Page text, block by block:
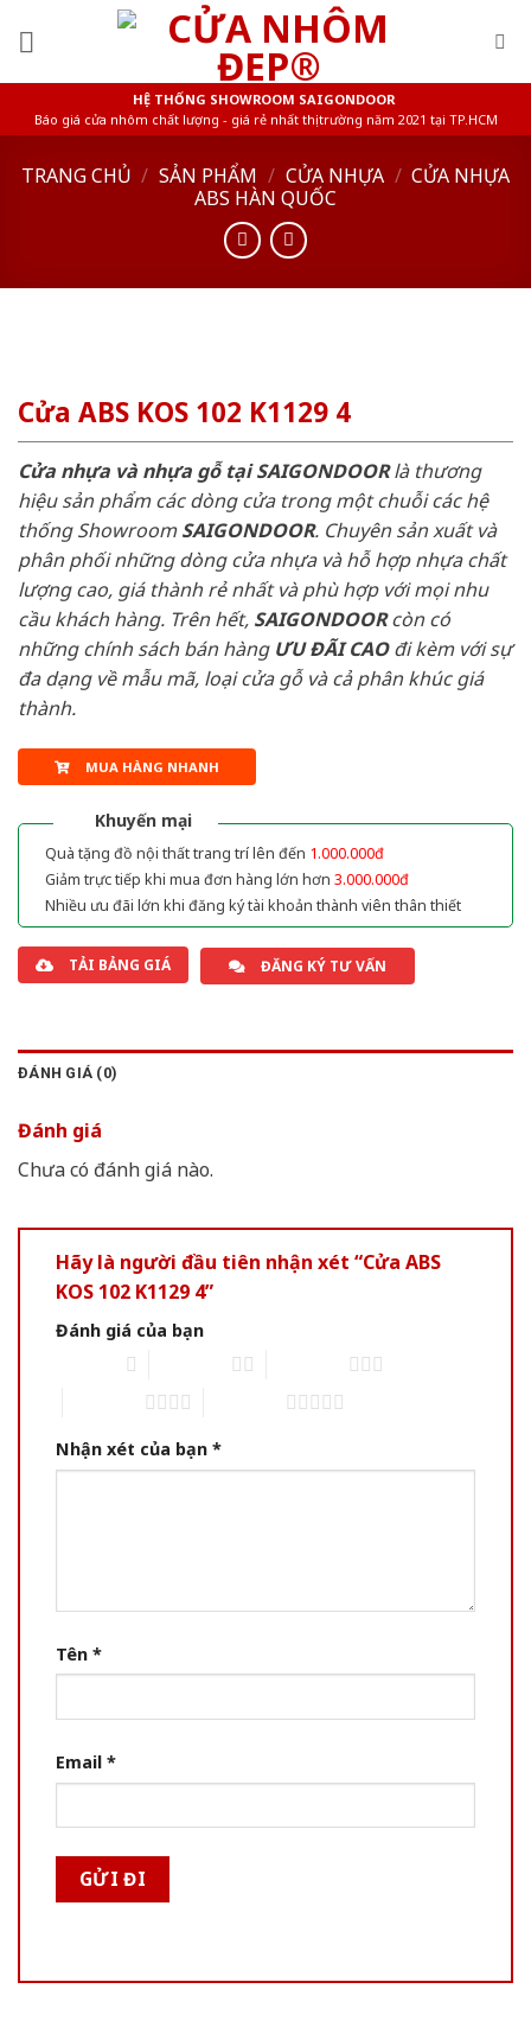
HỆ THỐNG SHOWROOM SAIGONDOOR
Báo giá cửa nhôm chất lượng - giá rẻ nhất thị trường năm 2021 tại TP.HCM
TRANG CHỦ / SẢN PHẨM / CỬA NHỰA / CỬA NHỰA
ABS HÀN QUỐC
Cửa ABS KOS 102 K1129 4
Cửa nhựa và nhựa gỗ tại SAIGONDOORlà thương
hiệu sản phẩm các dòng cửa trong một chuỗi các hệ
thống ShowroomSAIGONDOOR. Chuyên sản xuất và
phân phối những dòng cửa nhựa và hỗ hợp nhựa chất
lượng cao, giá thành rẻ nhất và phù hợp với mọi nhu
cầu khách hàng. Trên hết, SAIGONDOORcòn có
những chính sách bán hàng ƯU ĐÃI CAOđi kèm với sự
đa dạng về mẫu mã, loại cửa gỗ và cả phân khúc giá
thành.
MUA HÀNG NHANH
Khuyến mại
Quà tặng đồ nội thất trang trí lên đến 1.000.000đ
Giảm trực tiếp khi mua đơn hàng lớn hơn 3.000.000đ
Nhiều ưu đãi lớn khi đăng ký tài khoản thành viên thân thiết
TẢI BẢNG GIÁ ĐĂNG KÝ TƯ VẤN
ĐÁNH GIÁ (0)
Đánh giá
Chưa có đánh giá nào.
Hãy là người đầu tiên nhận xét “Cửa ABS
KOS 102 K1129 4”
Đánh giá của bạn
Nhận xét của bạn *
Tên *
Email *